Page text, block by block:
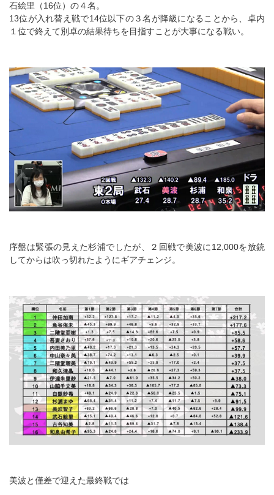
石絵里（16位）の４名。
13位が入れ替え戦で14位以下の３名が降級になることから、卓内
１位で終えて別卓の結果待ちを目指すことが大事になる戦い。
序盤は緊張の見えた杉浦でしたが、２回戦で美波に12,000を放銃
してからは吹っ切れたようにギアチェンジ。
美波と僅差で迎えた最終戦では